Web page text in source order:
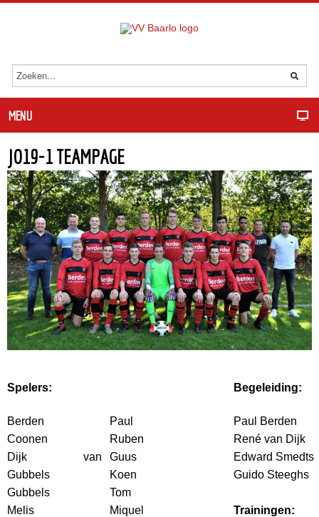
MENU
JO19-1 TEAMPAGE
Spelers: Begeleiding:
Berden Paul
Paul Berden
Coonen
Ruben
René van Dijk
Dijk
van Guus
Edward Smedts
Gubbels
Koen
Guido Steeghs
Gubbels
Tom
Melis
Miquel
Trainingen: